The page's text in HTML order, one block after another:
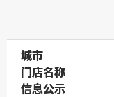
城市
城市
门店名称
门店名称
信息公示
信息公示